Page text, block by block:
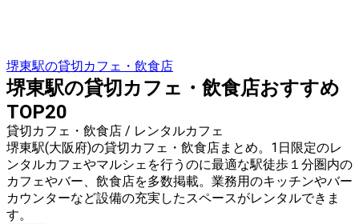
堺東駅の貸切カフェ・飲食店
堺東駅の貸切カフェ・飲食店おすすめ
TOP20
貸切カフェ・飲食店 / レンタルカフェ
堺東駅(大阪府)の貸切カフェ・飲食店まとめ。1日限定のレ
ンタルカフェやマルシェを行うのに最適な駅徒歩１分圏内の
カフェやバー、飲食店を多数掲載。業務用のキッチンやバー
カウンターなど設備の充実したスペースがレンタルできま
す。